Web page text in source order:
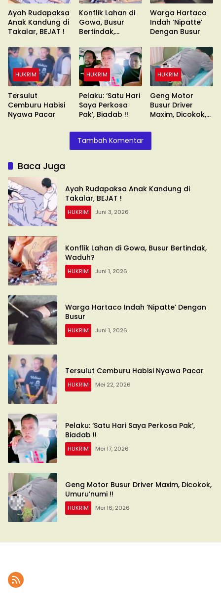
Ayah Rudapaksa
Anak Kandung di
Takalar, BEJAT !
Konflik Lahan di
Gowa, Busur
Bertindak,
Warga Hartaco
Indah ‘Nipatte’
Dengan Busur
HUKRIM
Tersulut
Cemburu Habisi
Nyawa Pacar
HUKRIM
Pelaku: ‘Satu Hari
Saya Perkosa
Pak’, Biadab !!
HUKRIM
Geng Motor
Busur Driver
Maxim, Dicokok,
Tambah Komentar
Baca Juga
Ayah Rudapaksa Anak Kandung di
Takalar, BEJAT !
HUKRIM Juni 3, 2026
Konflik Lahan di Gowa, Busur Bertindak,
Waduh?
HUKRIM Juni 1, 2026
Warga Hartaco Indah ‘Nipatte’ Dengan
Busur
HUKRIM Juni 1, 2026
Tersulut Cemburu Habisi Nyawa Pacar
HUKRIM Mei 22, 2026
Pelaku: ‘Satu Hari Saya Perkosa Pak’,
Biadab !!
HUKRIM Mei 17, 2026
Geng Motor Busur Driver Maxim, Dicokok,
Umuru’numi !!
HUKRIM Mei 16, 2026